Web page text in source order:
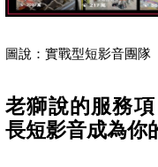
圖說：實戰型短影音團隊
老獅說的服務
長短影音成為你